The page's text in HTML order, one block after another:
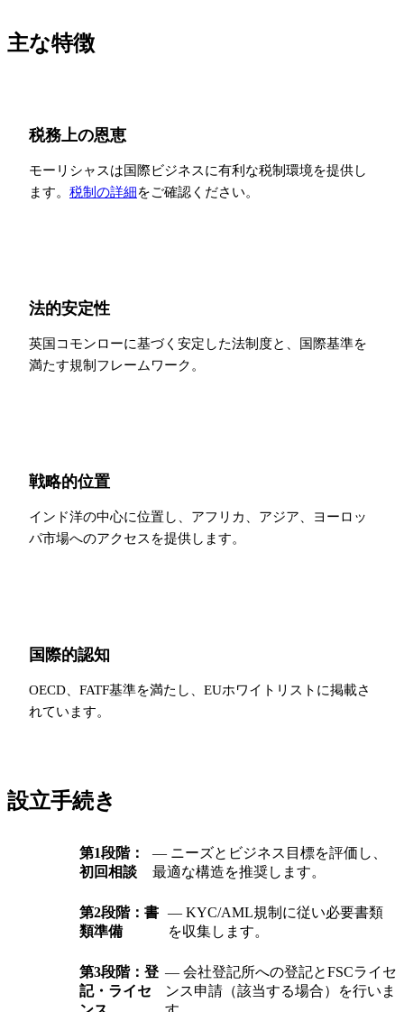
主な特徴
税務上の恩恵
モーリシャスは国際ビジネスに有利な税制環境を提供し
ます。 税制の詳細をご確認ください。
法的安定性
英国コモンローに基づく安定した法制度と、国際基準を
満たす規制フレームワーク。
戦略的位置
インド洋の中心に位置し、アフリカ、アジア、ヨーロッ
パ市場へのアクセスを提供します。
国際的認知
OECD、FATF基準を満たし、EUホワイトリストに掲載さ
れています。
設立手続き
第1段階：
初回相談
— ニーズとビジネス目標を評価し、
最適な構造を推奨します。
第2段階：書
類準備
— KYC/AML規制に従い必要書類
を収集します。
第3段階：登
記・ライセ
— 会社登記所への登記とFSCライセ
ンス申請（該当する場合）を行いま